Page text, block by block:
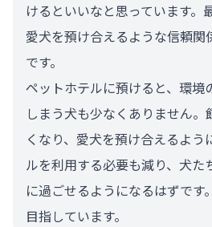
けるといいなと思っています。
愛犬を預け合えるような信頼関
です。
ペットホテルに預けると、環境
しまう犬も少なくありません
くなり、愛犬を預け合えるよう
ルを利用する必要も減り、犬た
に過ごせるようになるはずです
目指しています。